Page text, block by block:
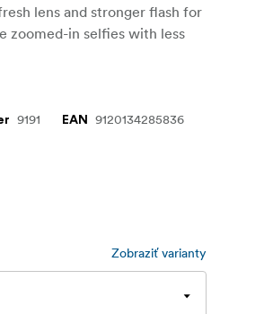
lens and stronger flash for
zoomed-in selfies with less
9191 EAN 9120134285836
Zobraziť varianty